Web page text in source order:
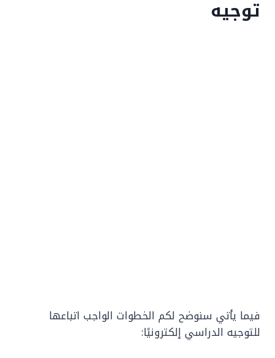
توجيه
فيما يأتي سنوضح لكم الخطوات الواجب اتباعها
للتوجيه الدراسي إلكترونيًا: